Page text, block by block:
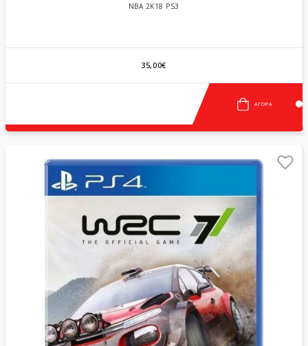
NBA 2K18 PS3
35,00€
ΑΓΟΡΆ